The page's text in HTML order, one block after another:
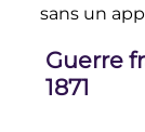
sans un
Guerre
1871